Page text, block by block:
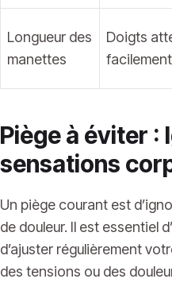
Longueur des
manettes
Doigts
facilement
Piège à éviter :
sensations
Un piège courant est
de douleur. Il est essentiel
d’ajuster régulièrement
des tensions ou des